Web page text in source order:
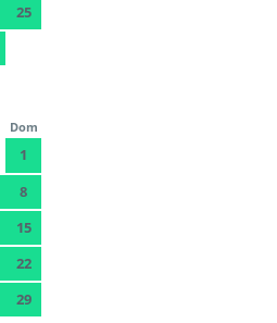
25
Dom
1
8
15
22
29